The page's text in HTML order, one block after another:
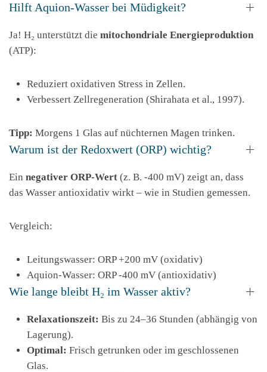
Hilft Aquion-Wasser bei Müdigkeit?
Ja! H₂ unterstützt die mitochondriale Energieproduktion
(ATP):
Reduziert oxidativen Stress in Zellen.
Verbessert Zellregeneration (Shirahata et al., 1997).
Tipp: Morgens 1 Glas auf nüchternen Magen trinken.
Warum ist der Redoxwert (ORP) wichtig?
Ein negativer ORP-Wert (z. B. -400 mV) zeigt an, dass
das Wasser antioxidativ wirkt – wie in Studien gemessen.
Vergleich:
Leitungswasser: ORP +200 mV (oxidativ)
Aquion-Wasser: ORP -400 mV (antioxidativ)
Wie lange bleibt H₂ im Wasser aktiv?
Relaxationszeit: Bis zu 24–36 Stunden (abhängig von
Lagerung).
Optimal: Frisch getrunken oder im geschlossenen
Glas.